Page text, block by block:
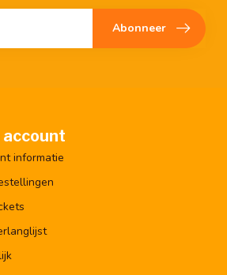
Abonneer
account
informatie